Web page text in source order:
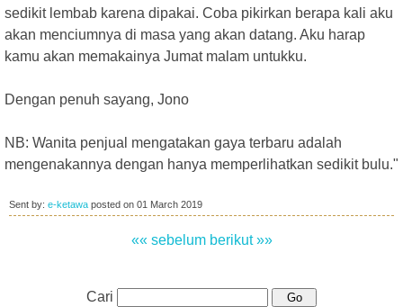
sedikit lembab karena dipakai. Coba pikirkan berapa kali aku
akan menciumnya di masa yang akan datang. Aku harap
kamu akan memakainya Jumat malam untukku.
Dengan penuh sayang, Jono
NB: Wanita penjual mengatakan gaya terbaru adalah
mengenakannya dengan hanya memperlihatkan sedikit bulu."
Sent by: e-ketawa posted on 01 March 2019
«« sebelum berikut »»
Cari